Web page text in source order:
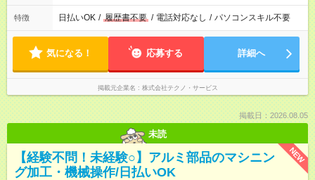
特徴 日払いOK / 履歴書不要 / 電話対応なし / パソコンスキル不要
気になる！ 応募する 詳細へ
掲載元企業名 株式会社テクノ・サービス
掲載日：2026.08.05
未読
NEW
【経験不問！未経験○】アルミ部品のマシニン
グ加工・機械操作/日払いOK